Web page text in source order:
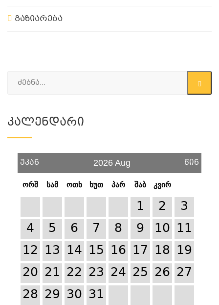
გაზიარება
Კალენდარი
უკან 2026 Aug წინ
ორშ სამ ოთხ ხუთ პარ შაბ კვირ
1 2
3
4
5 6 7 8 9 10 11
12 13 14 15 16 17 18 19
20 21 22 23 24 25 26 27
28 29 30 31